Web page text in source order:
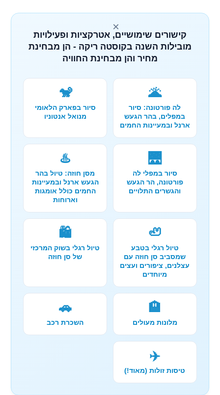
×
קישורים שימושיים, אטרקציות ופעילויות
מובילות השנה בקוסטה ריקה - הן מבחינת
מחיר והן מבחינת החוויה
🌋
לה פורטונה: סיור
במפלים, בהר הגעש
ארנל ובמעיינות החמים
🐒
סיור בפארק הלאומי
מנואל אנטוניו
🌉
סיור במפלי לה
פורטונה, הר הגעש
והגשרים התלויים
♨️
מסן חוזה: טיול בהר
הגעש ארנל ובמעיינות
החמים כולל אומגות
וארוחות
🦥
טיול רגלי בטבע
שמסביב סן חוזה עם
עצלנים, ציפורים ועצים
מיוחדים
🛍️
טיול רגלי בשוק המרכזי
של סן חוזה
🏨
מלונות מעולים
🚗
השכרת רכב
✈️
טיסות זולות (מאוד!)